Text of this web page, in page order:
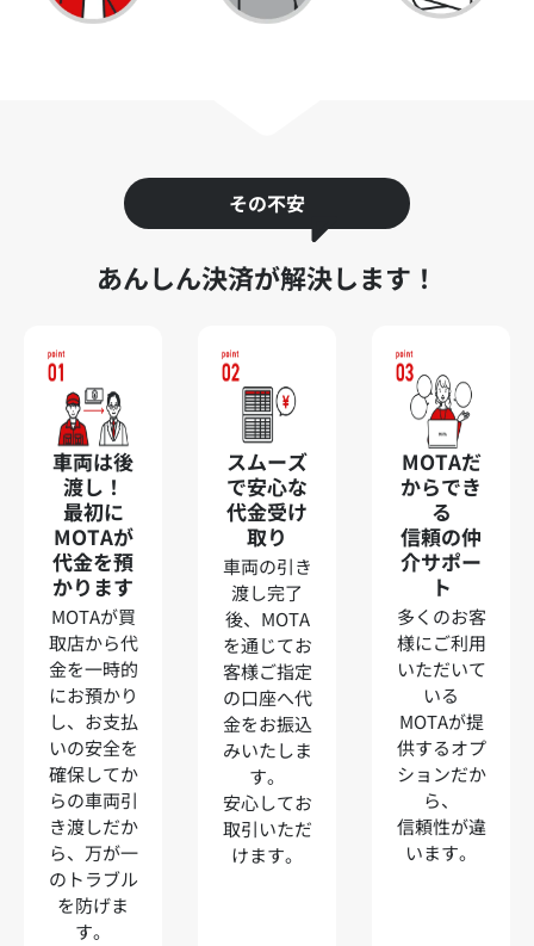
その不安
あんしん決済が解決します！
車両は後
渡し！
最初に
MOTAが
代金を預
かります
MOTAが買
取店から代
金を一時的
にお預かり
し、お支払
いの安全を
確保してか
らの車両引
き渡しだか
ら、万が一
のトラブル
を防げま
す。
スムーズ
で安心な
代金受け
取り
車両の引き
渡し完了
後、MOTA
を通じてお
客様ご指定
の口座へ代
金をお振込
みいたしま
す。
安心してお
取引いただ
けます。
MOTAだ
からでき
る
信頼の仲
介サポー
ト
多くのお客
様にご利用
いただいて
いる
MOTAが提
供するオプ
ションだか
ら、
信頼性が違
います。